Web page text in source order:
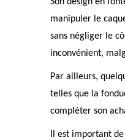
manipuler le
sans négliger le
inconvénient,
Par ailleurs,
telles que la
compléter son
Il est important